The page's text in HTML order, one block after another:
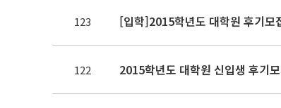
123 [입학]2015학년도 대학원 후기모
122 2015학년도 대학원 신입생 후기